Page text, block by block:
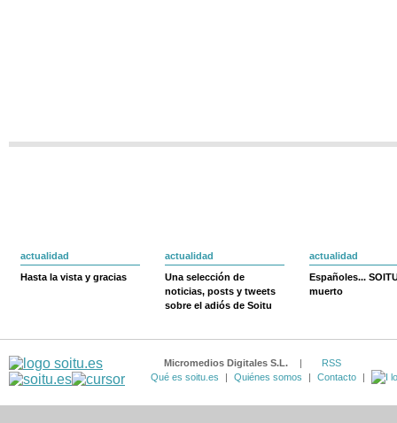
actualidad
Hasta la vista y gracias
actualidad
Una selección de
noticias, posts y tweets
sobre el adiós de Soitu
actualidad
Españoles...
muerto
Micromedios Digitales S.L. |
RSS
Qué es soitu.es
| Quiénes somos | Contacto |